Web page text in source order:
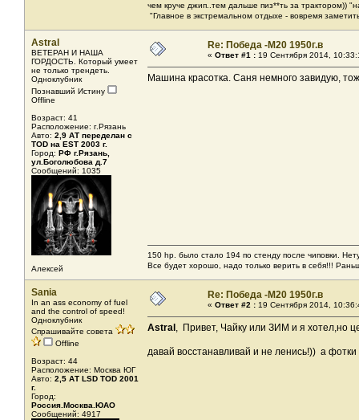
чем круче джип..тем дальше пиз**ть за трактором))
"Главное в экстремальном отдыхе - вовремя
Astral
ВЕТЕРАН И НАША
ГОРДОСТЬ. Который умеет
не только трендеть.
Одноклубник
Познавший Истину
Offline
Возраст: 41
Расположение: г.Рязань
Авто: 2,9 АТ переделан с
TOD на EST 2003 г.
Город: РФ г.Рязань,
ул.Боголюбова д.7
Сообщений: 1035
Алексей
Re: Победа -М20 1950г.в
« Ответ #1 : 19 Сентября 2014,
Машина красотка. Саня немного завидую,
150 hp. было стало 194 по стенду после чиповки.
Все будет хорошо, надо только верить в себя!!!
Sania
In an ass economy of fuel
and the control of speed!
Одноклубник
Спрашивайте совета
Offline
Возраст: 44
Расположение: Москва ЮГ
Авто: 2,5 АТ LSD TOD 2001
г.
Город:
Россия.Москва.ЮАО
Сообщений: 4917
Re: Победа -М20 1950г.в
« Ответ #2 : 19 Сентября 2014,
Astral , Привет, Чайку или ЗИМ и я хотел,но
давай восстанавливай и не ленись!)) а